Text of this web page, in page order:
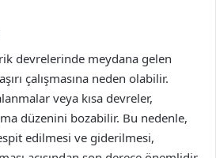
devrelerinde meydana gelen
çalışmasına neden olabilir.
veya kısa devreler,
düzenini bozabilir. Bu nedenle,
edilmesi ve giderilmesi,